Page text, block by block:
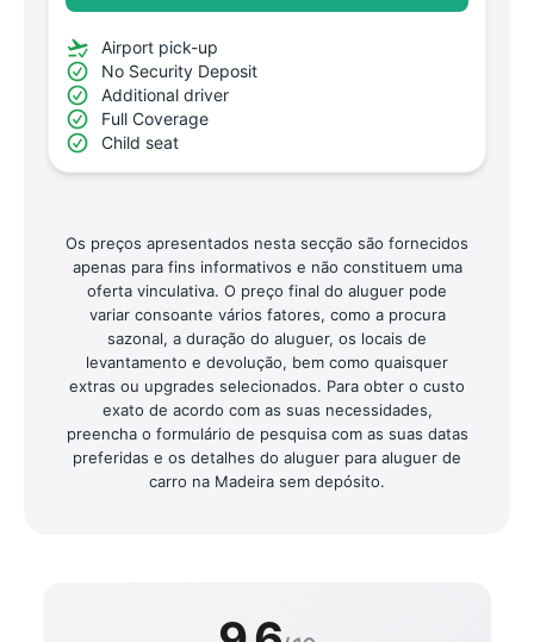
Airport pick-up
No Security Deposit
Additional driver
Full Coverage
Child seat
Os preços apresentados nesta secção são fornecidos
apenas para fins informativos e não constituem uma
oferta vinculativa. O preço final do aluguer pode
variar consoante vários fatores, como a procura
sazonal, a duração do aluguer, os locais de
levantamento e devolução, bem como quaisquer
extras ou upgrades selecionados. Para obter o custo
exato de acordo com as suas necessidades,
preencha o formulário de pesquisa com as suas datas
preferidas e os detalhes do aluguer para aluguer de
carro na Madeira sem depósito.